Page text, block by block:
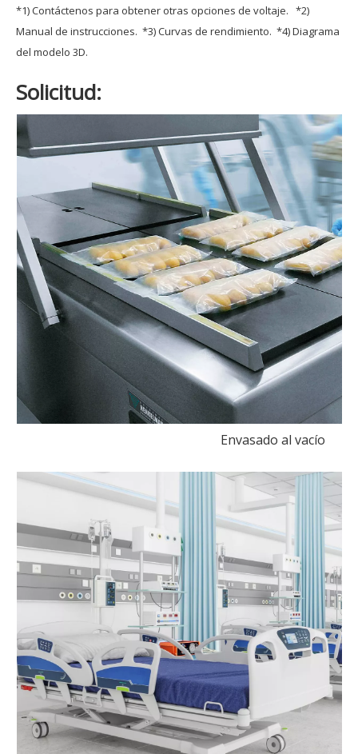
*1) Contáctenos para obtener otras opciones de voltaje. *2)
Manual de instrucciones. *3) Curvas de rendimiento. *4) Diagrama
del modelo 3D.
Solicitud:
Envasado al vacío